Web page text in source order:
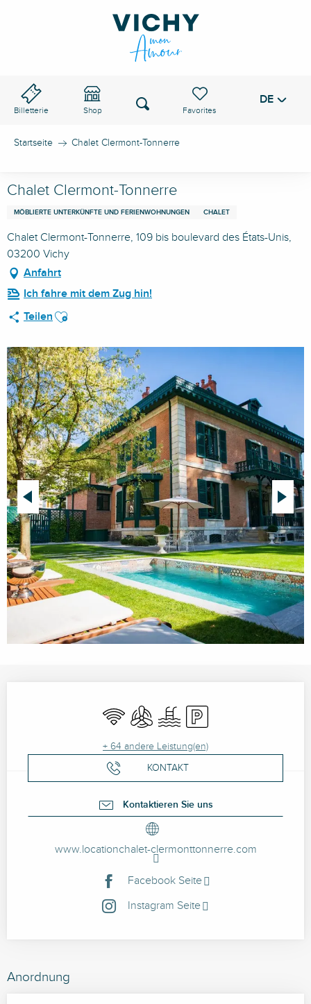
Billetterie Shop
Voir les favoris
Suche DE
Startseite Chalet Clermont-Tonnerre
Chalet Clermont-Tonnerre
MÖBLIERTE UNTERKÜNFTE UND FERIENWOHNUNGEN CHALET
Chalet Clermont-Tonnerre, 109 bis boulevard des États-Unis,
03200 Vichy
Anfahrt
Ich fahre mit dem Zug hin!
Teilen Ajouter aux favoris
Wi-Fi KlimaanlageSchwimmbad
Parkplatz
+ 64 andere Leistung(en)
KONTAKT
Kontaktieren Sie uns
www.locationchalet-clermonttonnerre.com
Facebook Seite
Instagram Seite
Anordnung